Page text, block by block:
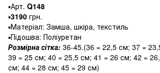
▪️Арт. Q148
▪️3190 грн.
▪️Матеріал: Замша, шкіра, текстиль
▪️Підошва: Поліуретан
Розмірна сітка: 36-45.(36 = 22,5 см; 37 =
39 = 25 см; 40 = 25,5 см; 41 = 26 см; 42 =
см; 44 = 28 см; 45 = 29 см)